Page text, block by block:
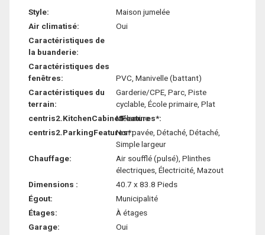
Style:
Maison jumelée
Air climatisé:
Oui
Caractéristiques de
la buanderie:
Caractéristiques des
fenêtres:
PVC, Manivelle (battant)
Caractéristiques du
terrain:
Garderie/CPE, Parc, Piste
cyclable, École primaire, Plat
centris2.KitchenCabinetFeatures*:
Mélamine
centris2.ParkingFeatures*:Non pavée, Détaché, Détaché,
Simple largeur
Chauffage:
Air soufflé (pulsé), Plinthes
électriques, Électricité, Mazout
Dimensions :
40.7 x 83.8 Pieds
Égout:
Municipalité
Étages:
À étages
Garage:
Oui